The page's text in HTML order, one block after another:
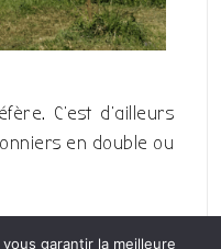
C’est d’ailleurs
en double ou
garantir la meilleure